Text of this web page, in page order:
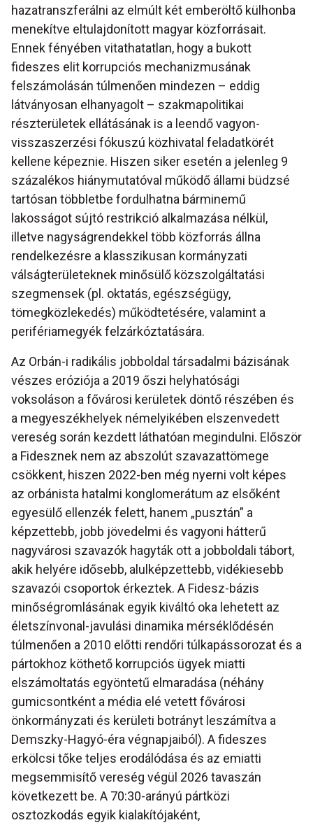
hazatranszferálni az elmúlt két emberöltő külhonba
menekítve eltulajdonított magyar közforrásait.
Ennek fényében vitathatatlan, hogy a bukott
fideszes elit korrupciós mechanizmusának
felszámolásán túlmenően mindezen – eddig
látványosan elhanyagolt – szakmapolitikai
részterületek ellátásának is a leendő vagyon-
visszaszerzési fókuszú közhivatal feladatkörét
kellene képeznie. Hiszen siker esetén a jelenleg 9
százalékos hiánymutatóval működő állami büdzsé
tartósan többletbe fordulhatna bárminemű
lakosságot sújtó restrikció alkalmazása nélkül,
illetve nagyságrendekkel több közforrás állna
rendelkezésre a klasszikusan kormányzati
válságterületeknek minősülő közszolgáltatási
szegmensek (pl. oktatás, egészségügy,
tömegközlekedés) működtetésére, valamint a
perifériamegyék felzárkóztatására.
Az Orbán-i radikális jobboldal társadalmi bázisának
vészes eróziója a 2019 őszi helyhatósági
voksoláson a fővárosi kerületek döntő részében és
a megyeszékhelyek némelyikében elszenvedett
vereség során kezdett láthatóan megindulni. Először
a Fidesznek nem az abszolút szavazattömege
csökkent, hiszen 2022-ben még nyerni volt képes
az orbánista hatalmi konglomerátum az elsőként
egyesülő ellenzék felett, hanem „pusztán” a
képzettebb, jobb jövedelmi és vagyoni hátterű
nagyvárosi szavazók hagyták ott a jobboldali tábort,
akik helyére idősebb, alulképzettebb, vidékiesebb
szavazói csoportok érkeztek. A Fidesz-bázis
minőségromlásának egyik kiváltó oka lehetett az
életszínvonal-javulási dinamika mérséklődésén
túlmenően a 2010 előtti rendőri túlkapássorozat és a
pártokhoz köthető korrupciós ügyek miatti
elszámoltatás egyöntetű elmaradása (néhány
gumicsontként a média elé vetett fővárosi
önkormányzati és kerületi botrányt leszámítva a
Demszky-Hagyó-éra végnapjaiból). A fideszes
erkölcsi tőke teljes erodálódása és az emiatti
megsemmisítő vereség végül 2026 tavaszán
következett be. A 70:30-arányú pártközi
osztozkodás egyik kialakítójaként,